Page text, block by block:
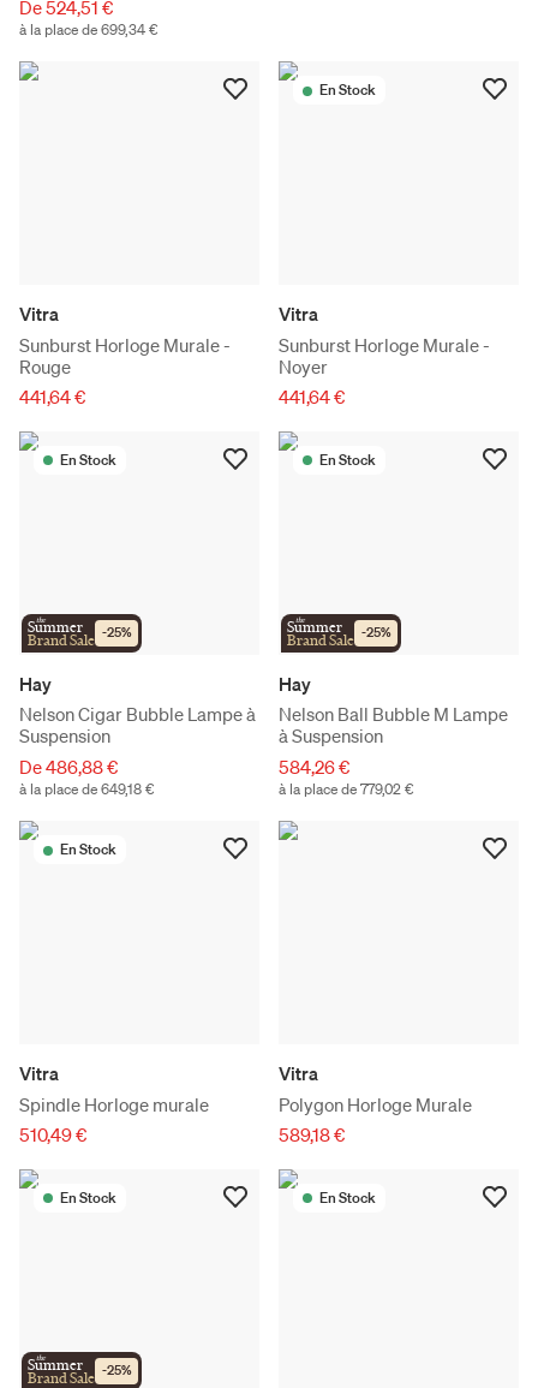
De 524,51 €
à la place de 699,34 €
Vitra
Sunburst Horloge Murale -
Rouge
441,64 €
En Stock
Vitra
Sunburst Horloge Murale -
Noyer
441,64 €
En Stock
the
Summer
Brand Sale -25%
Hay
Nelson Cigar Bubble Lampe à
Suspension
De 486,88 €
à la place de 649,18 €
En Stock
the
Summer
Brand Sale -25%
Hay
Nelson Ball Bubble M Lampe
à Suspension
584,26 €
à la place de 779,02 €
En Stock
Vitra
Spindle Horloge murale
510,49 €
Vitra
Polygon Horloge Murale
589,18 €
En Stock
the
Summer
Brand Sale -25%
En Stock